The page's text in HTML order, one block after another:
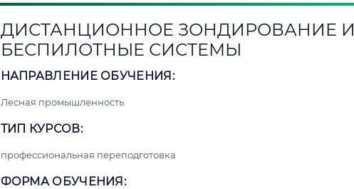
ДИСТАНЦИОННОЕ ЗОНДИРОВАНИЕ И
БЕСПИЛОТНЫЕ СИСТЕМЫ
НАПРАВЛЕНИЕ ОБУЧЕНИЯ:
Лесная промышленность
ТИП КУРСОВ:
профессиональная переподготовка
ФОРМА ОБУЧЕНИЯ: